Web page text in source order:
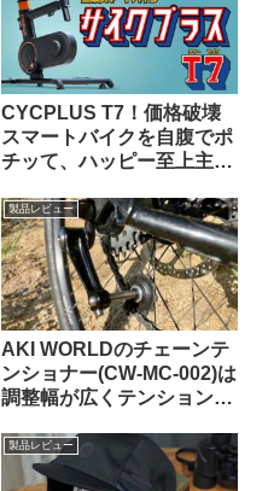
CYCPLUS T7！価格破壊
スマートバイクを自腹でポ
チッて、ハッピー至上主
製品レビュー
AKI WORLDのチェーンテ
ンショナー(CW-MC-002)は
調整幅が広くテンションも
製品レビュー